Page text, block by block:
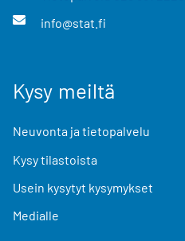
info@stat.fi
Kysy meiltä
Neuvonta ja tietopalvelu
Kysy tilastoista
Usein kysytyt kysymykset
Medialle